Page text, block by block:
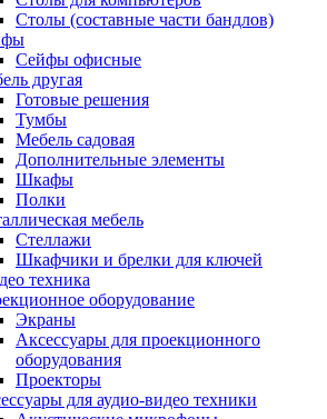
Столы (составные части бандлов)
Сейфы офисные
другая
Готовые решения
Тумбы
Мебель садовая
Дополнительные элементы
Шкафы
Полки
мебель
Стеллажи
Шкафчики и брелки для ключей
техника
оборудование
Экраны
Аксессуары для проекционного
оборудования
Проекторы
для аудио-видео техники